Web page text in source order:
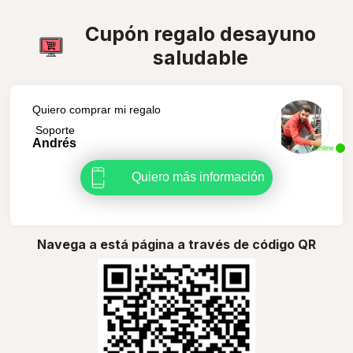
Cupón regalo desayuno
saludable
Online
Quiero comprar mi regalo
Soporte
Andrés
Quiero más información
Navega a está página a través de código QR